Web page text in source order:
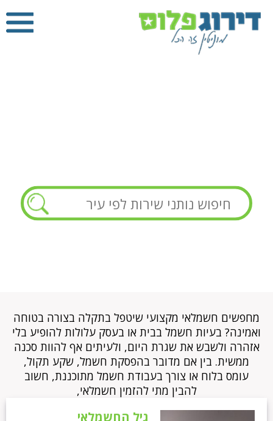
מחפשים חשמלאי מקצועי שיטפל בתקלה בצורה בטוחה
ואמינה? בעיות חשמל בבית או בעסק עלולות להופיע בלי
אזהרה ולשבש את שגרת היום, ולעיתים אף להוות סכנה
ממשית. בין אם מדובר בהפסקת חשמל, שקע תקול,
עומס בלוח או צורך בעבודת חשמל מתוכננת, חשוב
להבין מתי להזמין חשמלאי,
גיל החשמלאי